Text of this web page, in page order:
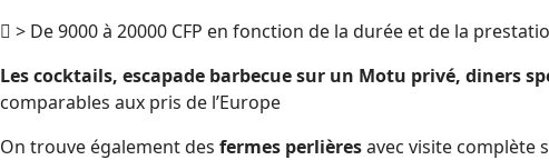
 > De 9000 à 20000 CFP en fonction de la durée et de la
Les cocktails, escapade barbecue sur un Motu privé, diners
comparables aux pris de l’Europe
On trouve également des fermes perlièresavec visite complète